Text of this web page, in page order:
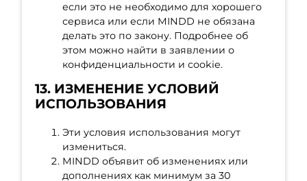
если это не необходимо для хорошего
сервиса или если MINDD не обязана
делать это по закону. Подробнее об
этом можно найти в заявлении о
конфиденциальности и cookie.
13. ИЗМЕНЕНИЕ УСЛОВИЙ
ИСПОЛЬЗОВАНИЯ
Эти условия использования могут
измениться.
MINDD объявит об изменениях или
дополнениях как минимум за 30